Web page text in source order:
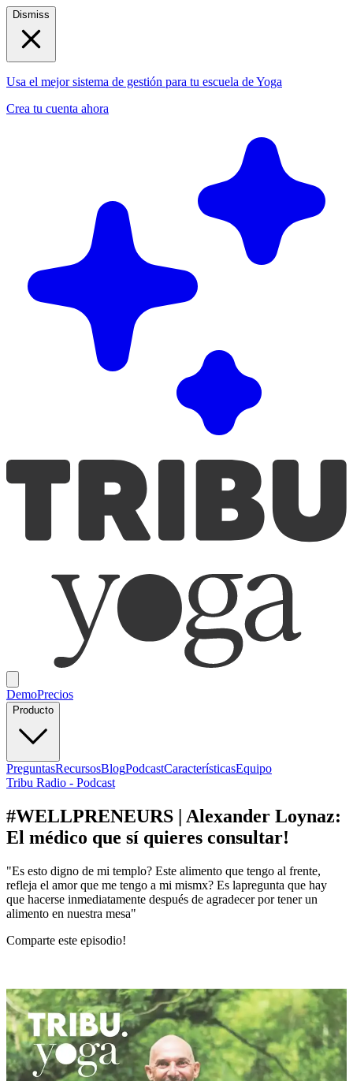
Dismiss
Usa el mejor sistema de gestión para tu escuela de Yoga
Crea tu cuenta ahora
DemoPrecios
Producto
PreguntasRecursosBlogPodcastCaracterísticasEquipo
Tribu Radio - Podcast
#WELLPRENEURS | Alexander Loynaz:
El médico que sí quieres consultar!
"Es esto digno de mi templo? Este alimento que tengo al frente,
refleja el amor que me tengo a mi mismx? Es lapregunta que hay
que hacerse inmediatamente después de agradecer por tener un
alimento en nuestra mesa"
Comparte este episodio!